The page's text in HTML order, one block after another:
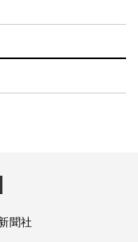
聞社